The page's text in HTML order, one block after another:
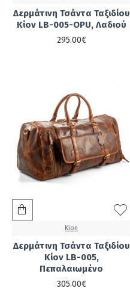
Δερμάτινη Τσάντα Ταξιδίου
Κίον LB-005-OPU, Λαδιού
295.00€
Kion
Δερμάτινη Τσάντα Ταξιδίου
Κίον LB-005,
Πεπαλαιωμένο
305.00€